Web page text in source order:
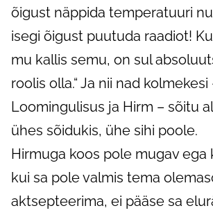
õigust näppida temperatuuri
isegi õigust puutuda raadiot!
mu kallis semu, on sul
roolis olla.“ Ja nii nad kolmekesi
Loomingulisus ja Hirm – sõitu
ühes sõidukis, ühe sihi poole.
Hirmuga koos pole mugav ega
kui sa pole valmis tema
aktsepteerima, ei pääse sa